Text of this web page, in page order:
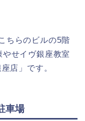
ちらのビルの5階
せイヴ銀座教室
店」です。
車場